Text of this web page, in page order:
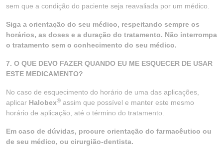
sem que a condição do paciente seja reavaliada por um médico.
Siga a orientação do seu médico, respeitando sempre os
horários, as doses e a duração do tratamento. Não interrompa
o tratamento sem o conhecimento do seu médico.
7. O QUE DEVO FAZER QUANDO EU ME ESQUECER DE USAR
ESTE MEDICAMENTO?
No caso de esquecimento do horário de uma das aplicações,
aplicar Halobex® assim que possível e manter este mesmo
horário de aplicação, até o término do tratamento.
Em caso de dúvidas, procure orientação do farmacêutico ou
de seu médico, ou cirurgião-dentista.